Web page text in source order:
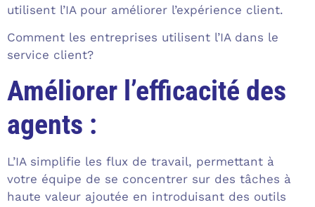
utilisent l’IA pour améliorer l’expérience client.
Comment les entreprises utilisent l’IA dans le
service client?
Améliorer l’efficacité des
agents :
L’IA simplifie les flux de travail, permettant à
votre équipe de se concentrer sur des tâches à
haute valeur ajoutée en introduisant des outils